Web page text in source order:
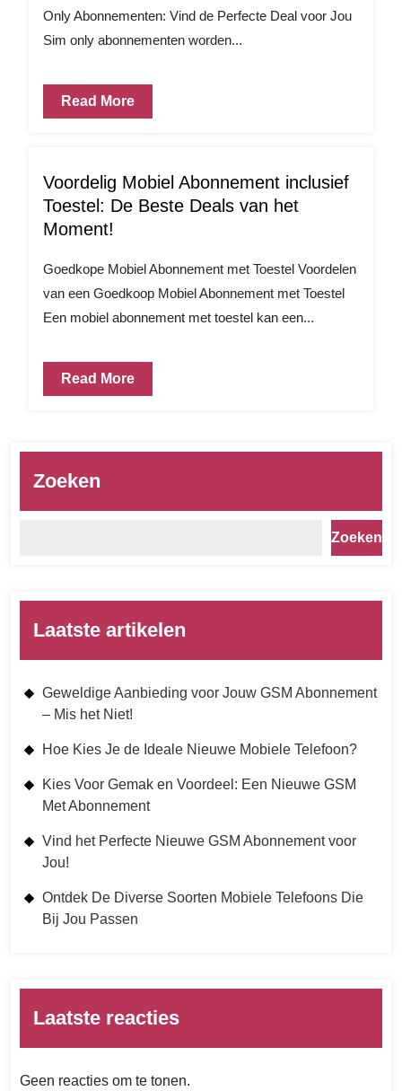
Only Abonnementen: Vind de Perfecte Deal voor Jou
Sim only abonnementen worden...
Read More
Voordelig Mobiel Abonnement inclusief
Toestel: De Beste Deals van het
Moment!
Goedkope Mobiel Abonnement met Toestel Voordelen
van een Goedkoop Mobiel Abonnement met Toestel
Een mobiel abonnement met toestel kan een...
Read More
Zoeken
Zoeken
Laatste artikelen
Geweldige Aanbieding voor Jouw GSM Abonnement
– Mis het Niet!
Hoe Kies Je de Ideale Nieuwe Mobiele Telefoon?
Kies Voor Gemak en Voordeel: Een Nieuwe GSM
Met Abonnement
Vind het Perfecte Nieuwe GSM Abonnement voor
Jou!
Ontdek De Diverse Soorten Mobiele Telefoons Die
Bij Jou Passen
Laatste reacties
Geen reacties om te tonen.